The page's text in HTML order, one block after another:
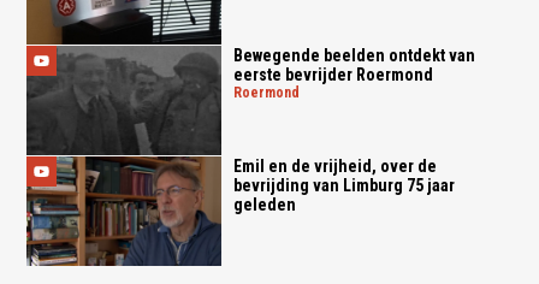
Bewegende beelden ontdekt van
eerste bevrijder Roermond
roermond
Emil en de vrijheid, over de
bevrijding van Limburg 75 jaar
geleden